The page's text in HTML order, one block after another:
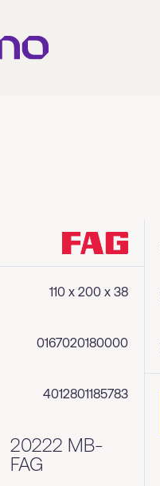
110 x 200 x 38
0167020180000
4012801185783
20222 MB-
FAG